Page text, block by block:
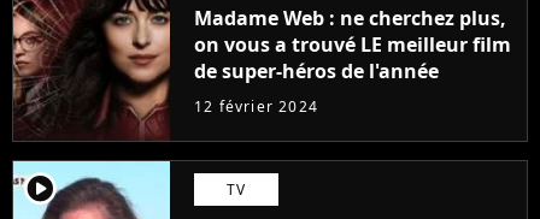
Madame Web : ne cherchez plus,
on vous a trouvé LE meilleur film
de super-héros de l'année
12 février 2024
player2 TV